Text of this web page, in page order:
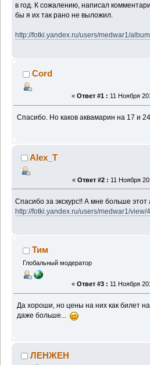
в год. К сожалению, написал
бы я их так рано не выложил.
http://fotki.yandex.ru/users/medwar1/
Cord
« Ответ #1 : 11 Ноября
Спасибо. Но каков аквамарин на 17 и
Alex_T
« Ответ #2 : 11 Ноября
Спасибо за экскурс!! А мне больше
http://fotki.yandex.ru/users/medwar1/view/
Тим
Глобальный модератор
« Ответ #3 : 11 Ноября
Да хороши, но цены на них как билет
даже больше...
ЛЕНЖЕН